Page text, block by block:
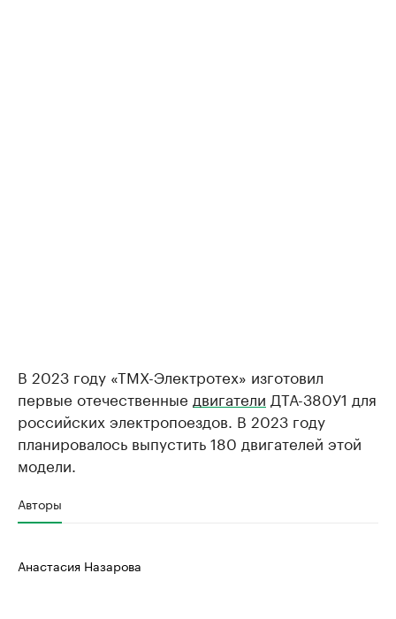
В 2023 году «ТМХ-Электротех» изготовил
первые отечественные двигатели ДТА-380У1 для
российских электропоездов. В 2023 году
планировалось выпустить 180 двигателей этой
модели.
Авторы
Анастасия Назарова